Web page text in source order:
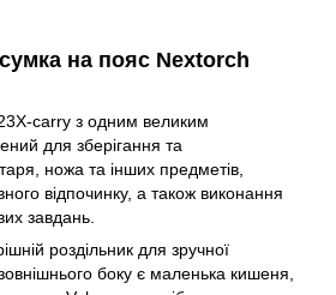
на пояс Nextorch
carry з одним великим
для зберігання та
ножа та інших предметів,
відпочинку, а також виконання
завдань.
роздільник для зручної
зовнішнього боку є маленька кишеня,